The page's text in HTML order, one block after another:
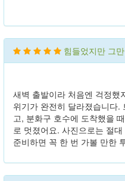
힘들었지만 그
새벽 출발이라 처음엔 걱정했
위기가 완전히 달라졌습니다.
고, 분화구 호수에 도착했을
로 멋졌어요. 사진으로는 절
준비하면 꼭 한 번 가볼 만한